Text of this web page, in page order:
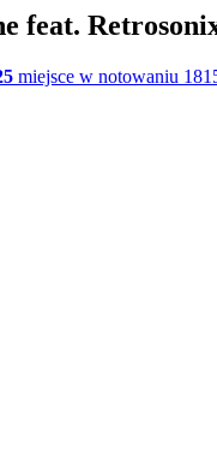
feat.
miejsce w notowaniu